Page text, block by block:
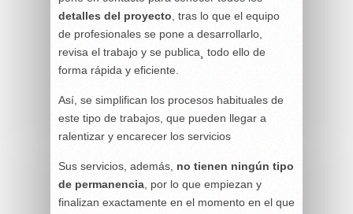
detalles del proyecto , tras lo que el equipo
de profesionales se pone a desarrollarlo,
revisa el trabajo y se publica¸ todo ello de
forma rápida y eficiente.
Así, se simplifican los procesos habituales de
este tipo de trabajos, que pueden llegar a
ralentizar y encarecer los servicios
Sus servicios, además, no tienen ningún tipo
de permanencia , por lo que empiezan y
finalizan exactamente en el momento en el que